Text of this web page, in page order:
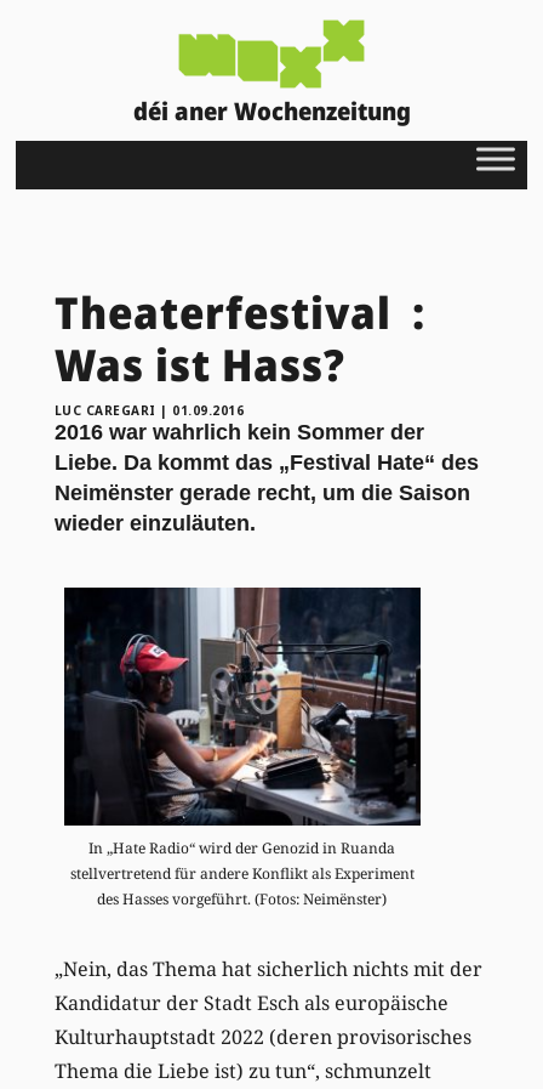
déi aner Wochenzeitung
Theaterfestival :
Was ist Hass?
LUC CAREGARI | 01.09.2016
2016 war wahrlich kein Sommer der
Liebe. Da kommt das „Festival Hate“ des
Neimënster gerade recht, um die Saison
wieder einzuläuten.
In „Hate Radio“ wird der Genozid in Ruanda
stellvertretend für andere Konflikt als Experiment
des Hasses vorgeführt. (Fotos: Neimënster)
„Nein, das Thema hat sicherlich nichts mit der
Kandidatur der Stadt Esch als europäische
Kulturhauptstadt 2022 (deren provisorisches
Thema die Liebe ist) zu tun“, schmunzelt